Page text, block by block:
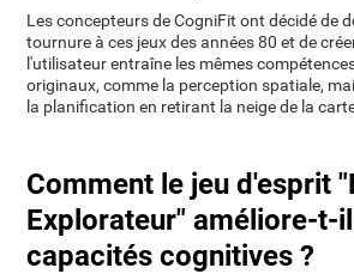
Les concepteurs de CogniFit ont décidé de
tournure à ces jeux des années 80 et de
l'utilisateur entraîne les mêmes
originaux, comme la perception spatiale,
la planification en retirant la neige de la
Comment le jeu d'esprit
Explorateur" améliore-t-
capacités cognitives ?